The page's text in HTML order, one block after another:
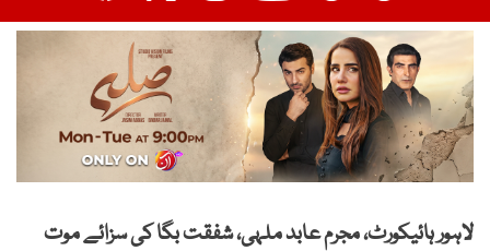
لاہور ہائیکورٹ، مجرم عابد ملہی، شفقت بگا کی سزائے موت